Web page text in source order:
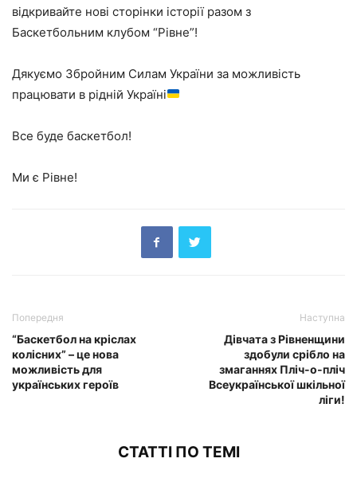
відкривайте нові сторінки історії разом з
Баскетбольним клубом “Рівне”!
Дякуємо Збройним Силам України за можливість
працювати в рідній Україні
Все буде баскетбол!
Ми є Рівне!
Попередня
“Баскетбол на кріслах
колісних” – це нова
можливість для
українських героїв
Наступна
Дівчата з Рівненщини
здобули срібло на
змаганнях Пліч-о-пліч
Всеукраїнської шкільної
ліги!
СТАТТІ ПО ТЕМІ